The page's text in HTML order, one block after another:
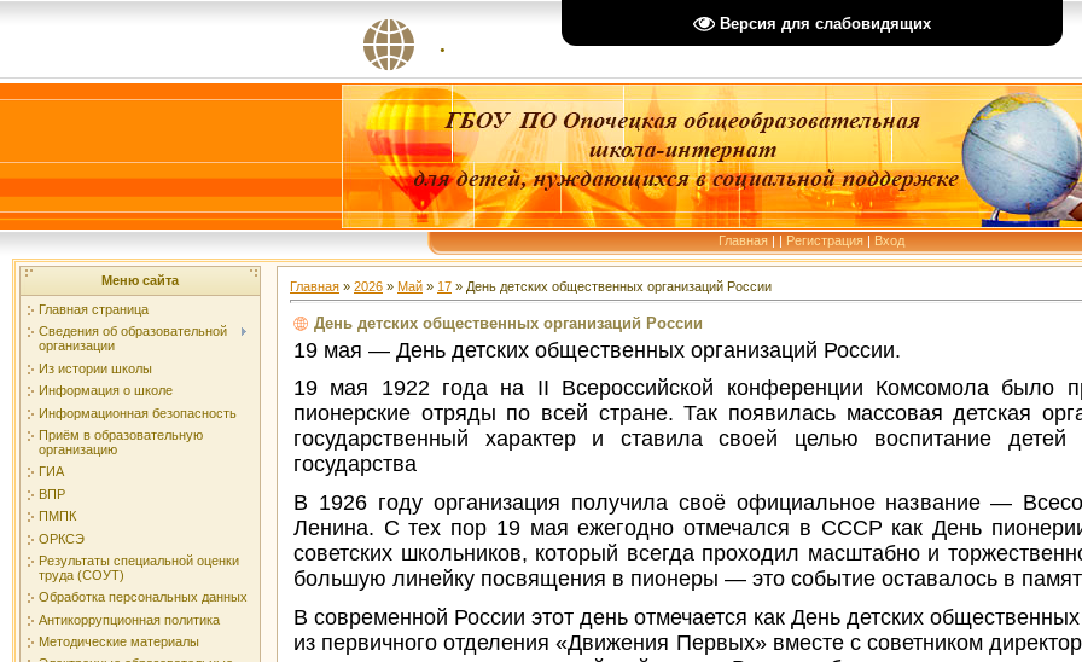
Версия для слабовидящих
.
Главная | | Регистрация | Вход
Меню сайта
Главная страница
Сведения об образовательной
организации
Из истории школы
Информация о школе
Информационная безопасность
Приём в образовательную
организацию
ГИА
ВПР
ПМПК
ОРКСЭ
Результаты специальной оценки
труда (СОУТ)
Обработка персональных данных
Антикоррупционная политика
Методические материалы
Главная » 2026 » Май » 17 » День детских общественных организаций России
День детских общественных организаций России
19 мая — День детских общественных организаций России.
19 мая 1922 года на II Всероссийской конференции Комсомола было
пионерские отряды по всей стране. Так появилась массовая детская
государственный характер и ставила своей целью воспитание детей
государства
В 1926 году организация получила своё официальное название —
Ленина. С тех пор 19 мая ежегодно отмечался в СССР как День
советских школьников, который всегда проходил масштабно и
большую линейку посвящения в пионеры — это событие оставалось в
В современной России этот день отмечается как День детских
из первичного отделения «Движения Первых» вместе с советником